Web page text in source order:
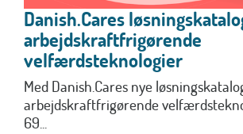
Danish.Cares
arbejdskraftfrigørende
velfærdsteknologier
Med Danish.Cares nye
arbejdskraftfrigørende
69...